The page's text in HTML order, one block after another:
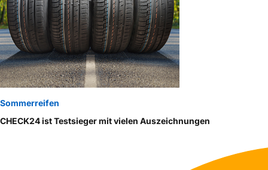
Sommerreifen
CHECK24 ist Testsieger mit vielen Auszeichnungen